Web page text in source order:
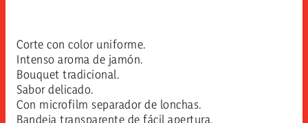
Corte con color uniforme.
Intenso aroma de jamón.
Bouquet tradicional.
Sabor delicado.
Con microfilm separador de lonchas.
Bandeja transparente de fácil apertura.